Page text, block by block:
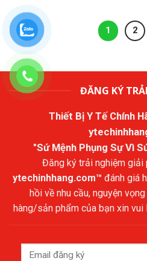
1 2
ĐĂNG KÝ
Thiết Bị Y Tế Chính
"Sứ Mệnh Phụng Sự Vì
Đăng ký trải nghiệm giải
ytechinhhang.com™ đánh giá
hồi về nhu cầu, nguyện
hàng/sản phẩm của bạn xin